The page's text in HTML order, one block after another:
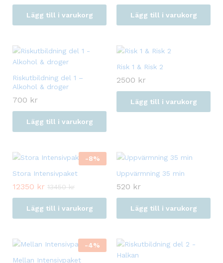
Lägg till i varukorg Lägg till i varukorg
Riskutbildning del 1 –
Alkohol & droger
700 kr
Lägg till i varukorg
‏Risk 1 & Risk 2
2500 kr
Lägg till i varukorg
-8%
Stora Intensivpaket
12350 kr 13450kr
Lägg till i varukorg
Uppvärmning 35 min
520 kr
Lägg till i varukorg
-4%
Mellan Intensivpaket